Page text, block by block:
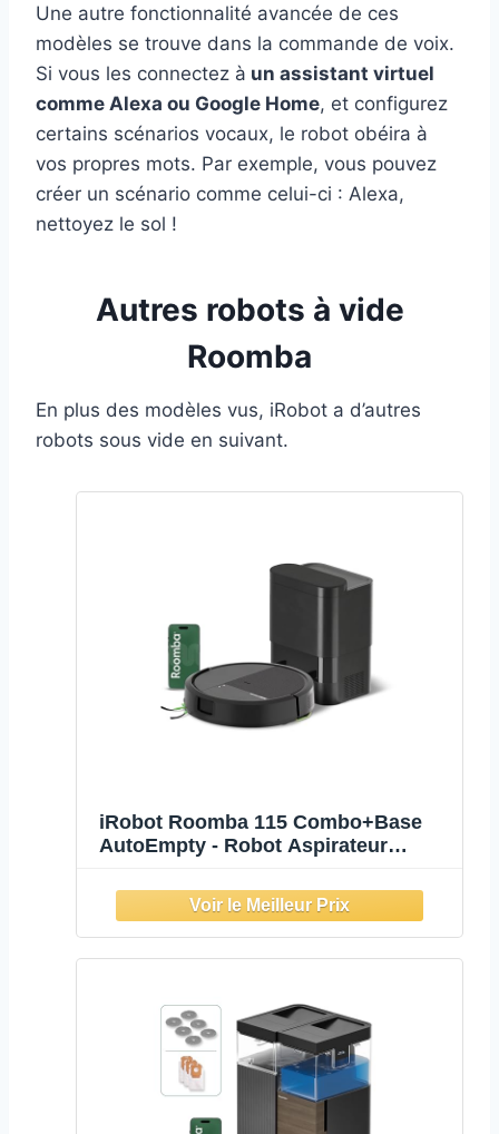
Une autre fonctionnalité avancée de ces
modèles se trouve dans la commande de voix.
Si vous les connectez à un assistant virtuel
comme Alexa ou Google Home, et configurez
certains scénarios vocaux, le robot obéira à
vos propres mots. Par exemple, vous pouvez
créer un scénario comme celui-ci : Alexa,
nettoyez le sol !
Autres robots à vide
Roomba
En plus des modèles vus, iRobot a d’autres
robots sous vide en suivant.
iRobot Roomba 115 Combo+Base
AutoEmpty - Robot Aspirateur
d'Aspiration 15KPa - Brosse latérale
étendue - Lingette de Lavage
déportée - Navigation LiDAR - Noir